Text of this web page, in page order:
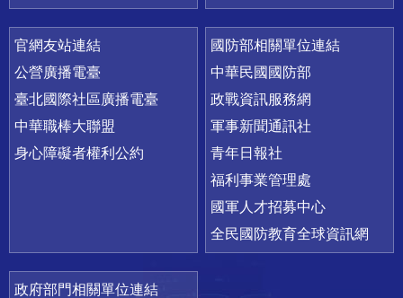
官網友站連結
公營廣播電臺
臺北國際社區廣播電臺
中華職棒大聯盟
身心障礙者權利公約
國防部相關單位連結
中華民國國防部
政戰資訊服務網
軍事新聞通訊社
青年日報社
福利事業管理處
國軍人才招募中心
全民國防教育全球資訊網
政府部門相關單位連結